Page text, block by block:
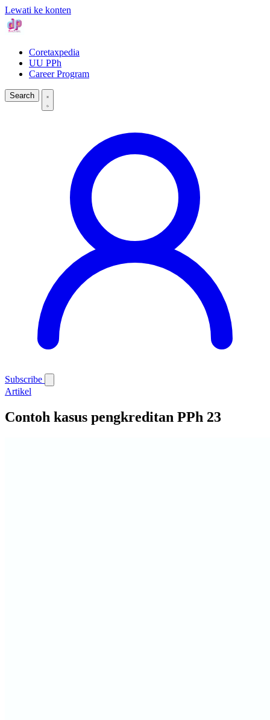
Lewati ke konten
Coretaxpedia
UU PPh
Career Program
Search
Subscribe
Artikel
Contoh kasus pengkreditan PPh 23